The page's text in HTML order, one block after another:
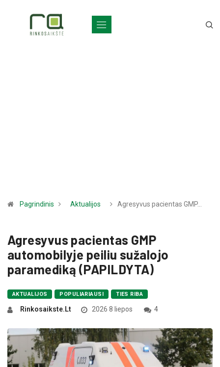
Pagrindinis Aktualijos Agresyvus pacientas GMP…
Agresyvus pacientas GMP
automobilyje peiliu sužalojo
paramediką (PAPILDYTA)
AKTUALIJOS POPULIARIAUSI TIES RIBA
Rinkosaikste.lt 2026 8 liepos 4